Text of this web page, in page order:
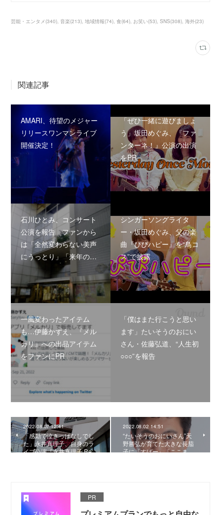
芸能・エンタメ (340) 音楽(213) 地域情報(74) 食(64) お笑い(53) SNS(308) 海外(23)
関連記事
AMARI、待望のメジャー
リリースワンマンライブ
開催決定！
「ぜひ一緒に遊びましょ
う」坂田めぐみ、『ファ
ンターネ！』公演の出演
をPR
石川ひとみ、コンサート
公演を報告 ファンから
は「全然変わらない美声
にうっとり」「来年の…
シンガーソングライタ
ー・坂田めぐみ、父の楽
曲『ぴぴハピー』を“鳥コ
ス”で披露
一風変わったアイテム
も…伊藤かずえ、『メル
カリ』への出品アイテム
をファンにPR
「僕はまた行こうと思い
ます」たいそうのおにい
さん・佐藤弘道、“人生初
○○○”を報告
2022.08.07 12:41
「感動で泣きっぱなしでし
た」永井真理子、自身のラ
イブ公演『永井真理子 Re…
2022.08.02 14:51
“たいそうのおにいさん”天
野勝弘が育てた大きな長茄
子に「すげー」「ここま…
PR